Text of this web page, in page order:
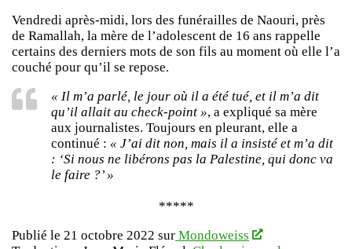
Vendredi après-midi, lors des funérailles de Naouri, près
de Ramallah, la mère de l’adolescent de 16 ans rappelle
certains des derniers mots de son fils au moment où elle l’a
couché pour qu’il se repose.
« Il m’a parlé, le jour où il a été tué, et il m’a dit
qu’il allait au check-point », a expliqué sa mère
aux journalistes. Toujours en pleurant, elle a
continué : « J’ai dit non, mais il a insisté et m’a dit
: ‘Si nous ne libérons pas la Palestine, qui donc va
le faire ?’ »
*****
Publié le 21 octobre 2022 sur Mondoweiss